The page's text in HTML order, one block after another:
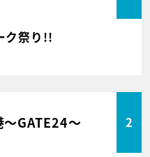
ク祭り!!
～GATE24～ 2